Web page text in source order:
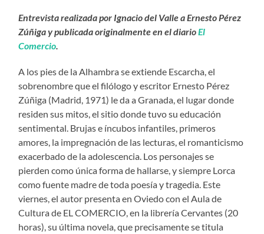
Entrevista realizada por Ignacio del Valle a Ernesto Pérez
Zúñiga y publicada originalmente en el diarioEl
Comercio
A los pies de la Alhambra se extiende Escarcha, el
sobrenombre que el filólogo y escritor Ernesto Pérez
Zúñiga (Madrid, 1971) le da a Granada, el lugar donde
residen sus mitos, el sitio donde tuvo su educación
sentimental. Brujas e íncubos infantiles, primeros
amores, la impregnación de las lecturas, el romanticismo
exacerbado de la adolescencia. Los personajes se
pierden como única forma de hallarse, y siempre Lorca
como fuente madre de toda poesía y tragedia. Este
viernes, el autor presenta en Oviedo con el Aula de
Cultura de EL COMERCIO, en la librería Cervantes (20
horas), su última novela, que precisamente se titula